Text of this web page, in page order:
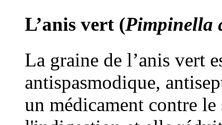
L’anis vert (Pimpinella
La graine de l’anis vert
antispasmodique,
un médicament contre